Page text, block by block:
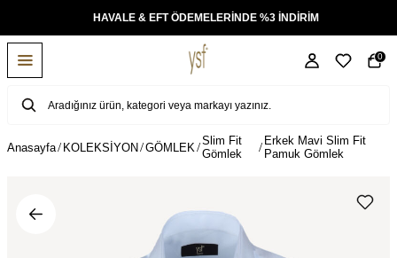
HAVALE & EFT ÖDEMELERİNDE %3 İNDİRİM
0
Anasayfa KOLEKSİYON GÖMLEK Slim Fit
Gömlek
Erkek Mavi Slim Fit
Pamuk Gömlek